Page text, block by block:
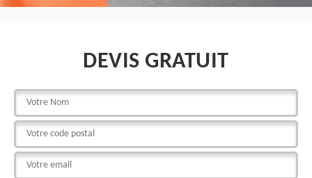
DEVIS GRATUIT